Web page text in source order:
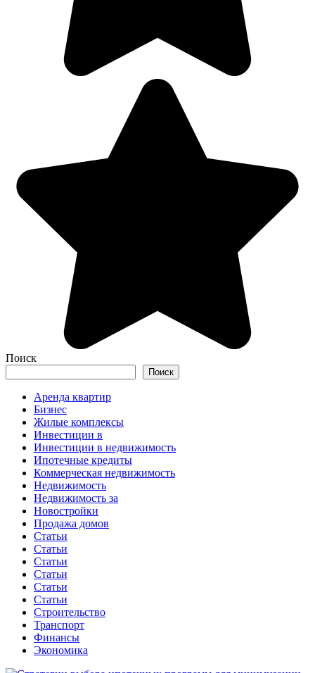
Поиск
Поиск
Аренда квартир
Бизнес
Жилые комплексы
Инвестиции в
Инвестиции в недвижимость
Ипотечные кредиты
Коммерческая недвижимость
Недвижимость
Недвижимость за
Новостройки
Продажа домов
Статьи
Статьи
Статьи
Статьи
Статьи
Статьи
Строительство
Транспорт
Финансы
Экономика